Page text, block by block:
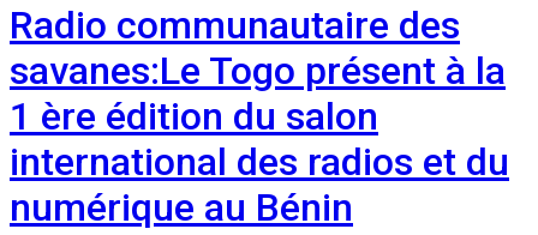
Radio communautaire des
savanes:Le Togo présent à la
1 ère édition du salon
international des radios et du
numérique au Bénin